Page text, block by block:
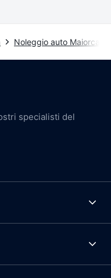
Noleggio auto Maiorca
specialisti del